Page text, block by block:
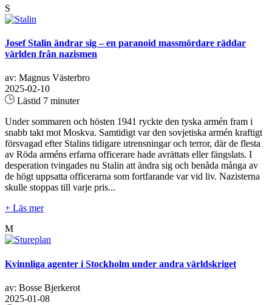
S
Josef Stalin ändrar sig – en paranoid massmördare räddar
världen från nazismen
av: Magnus Västerbro
2025-02-10
Lästid 7 minuter
Under sommaren och hösten 1941 ryckte den tyska armén fram i
snabb takt mot Moskva. Samtidigt var den sovjetiska armén kraftigt
försvagad efter Stalins tidigare utrensningar och terror, där de flesta
av Röda arméns erfarna officerare hade avrättats eller fängslats. I
desperation tvingades nu Stalin att ändra sig och benåda många av
de högt uppsatta officerarna som fortfarande var vid liv. Nazisterna
skulle stoppas till varje pris...
+ Läs mer
M
Kvinnliga agenter i Stockholm under andra världskriget
av: Bosse Bjerkerot
2025-01-08